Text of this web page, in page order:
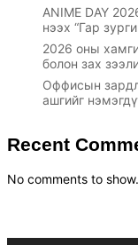
ANIME DAY
нээх “Гар
2026 оны
болон зах
Оффисын
ашгийг
Recent
No comments to show.